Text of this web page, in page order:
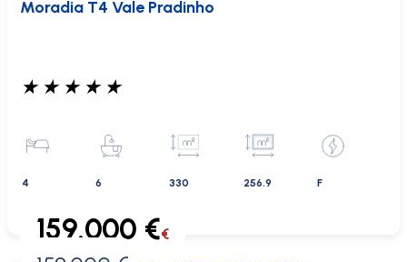
Moradia T4 Vale Pradinho
★ ★ ★ ★ ★
4 6 330 256.9 F
159.000 €€